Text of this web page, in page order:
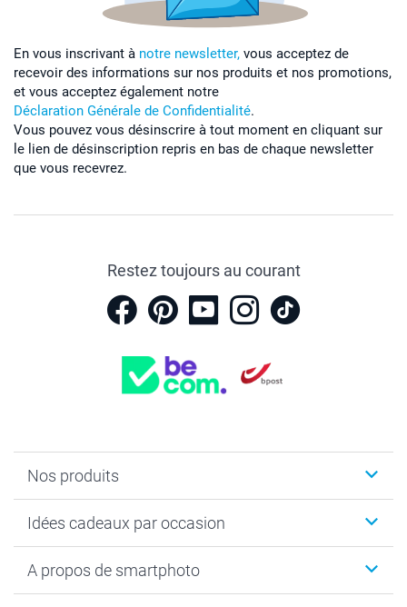
En vous inscrivant à notre newsletter, vous acceptez de
recevoir des informations sur nos produits et nos promotions,
et vous acceptez également notre
Déclaration Générale de Confidentialité.
Vous pouvez vous désinscrire à tout moment en cliquant sur
le lien de désinscription repris en bas de chaque newsletter
que vous recevrez.
Restez toujours au courant
Nos produits
Cadeaux photo
Tirage photo & agrandissement
Idées cadeaux par occasion
Anniversaire
A propos de smartphoto